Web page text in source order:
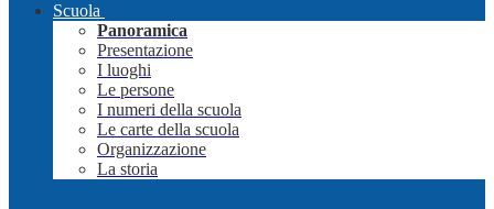
Scuola
Panoramica
Presentazione
I luoghi
Le persone
I numeri della scuola
Le carte della scuola
Organizzazione
La storia